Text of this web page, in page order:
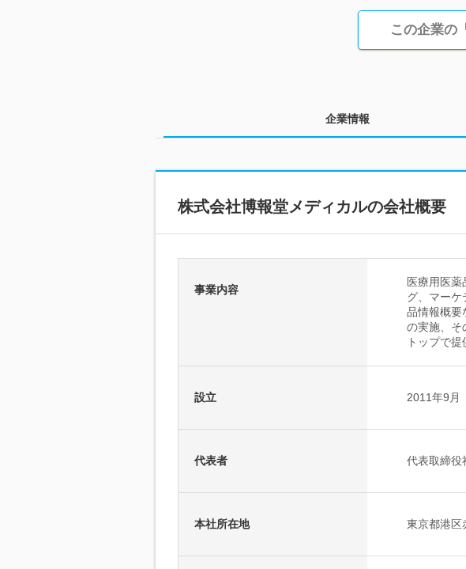
この企業の
企業情報
株式会社博報堂メディカルの会社概要
事業内容
医療用医
グ、マーケ
品情報概要
の実施、そ
トップで提
設立 2011年9月
代表者 代表取締
本社所在地 東京都港区